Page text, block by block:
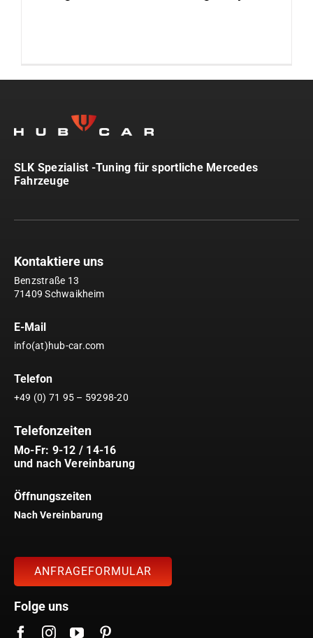
SLK Spezialist -Tuning für sportliche Mercedes
Fahrzeuge
Kontaktiere uns
Benzstraße 13
71409 Schwaikheim
E-Mail
info(at)hub-car.com
Telefon
+49 (0) 71 95 – 59298-20
Telefonzeiten
Mo-Fr: 9-12 / 14-16
und nach Vereinbarung
Öffnungszeiten
Nach Vereinbarung
ANFRAGEFORMULAR
Folge uns